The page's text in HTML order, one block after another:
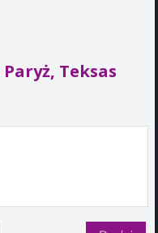
Paryż, Teksas